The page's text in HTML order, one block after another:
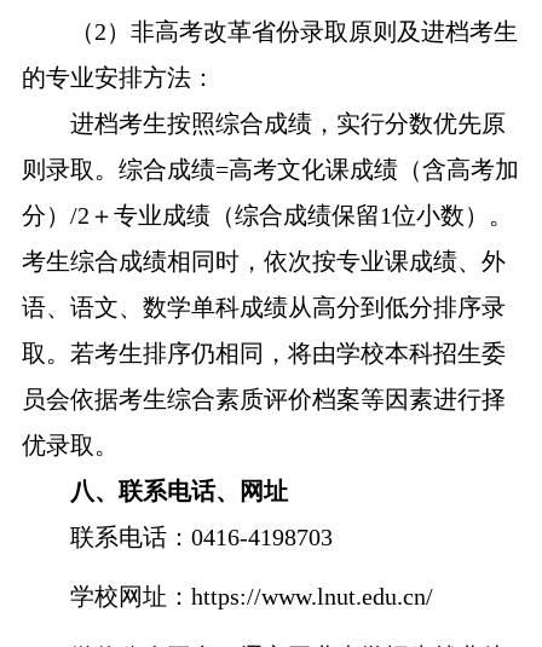
（2）非高考改革省份录取原则及进档考生
的专业安排方法：
进档考生按照综合成绩，实行分数优先原
则录取。综合成绩=高考文化课成绩（含高考加
分）/2＋专业成绩（综合成绩保留1位小数）。
考生综合成绩相同时，依次按专业课成绩、外
语、语文、数学单科成绩从高分到低分排序录
取。若考生排序仍相同，将由学校本科招生委
员会依据考生综合素质评价档案等因素进行择
优录取。
八、联系电话、网址
联系电话： 0416-4198703
学校网址： https://www.lnut.edu.cn/